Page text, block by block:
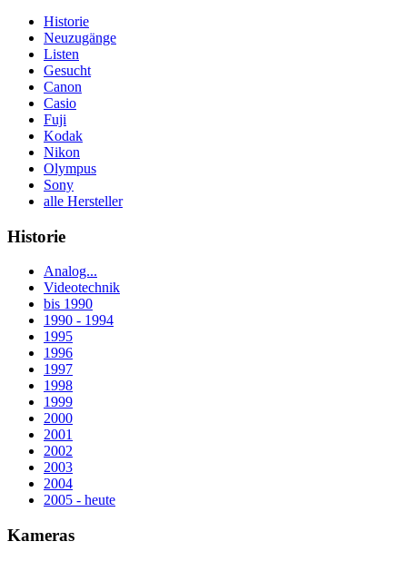
Historie
Neuzugänge
Listen
Gesucht
Canon
Casio
Fuji
Kodak
Nikon
Olympus
Sony
alle Hersteller
Historie
Analog...
Videotechnik
bis 1990
1990 - 1994
1995
1996
1997
1998
1999
2000
2001
2002
2003
2004
2005 - heute
Kameras